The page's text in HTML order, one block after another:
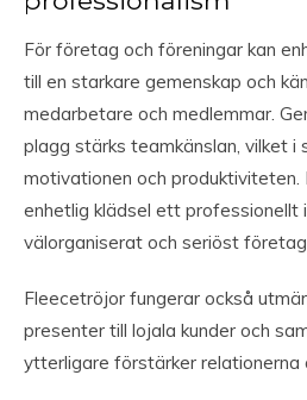
För företag och föreningar kan
till en starkare gemenskap och
medarbetare och medlemmar.
plagg stärks teamkänslan, vilket i
motivationen och produktiviteten.
enhetlig klädsel ett professionellt
välorganiserat och seriöst
Fleecetröjor fungerar också
presenter till lojala kunder och
ytterligare förstärker relationerna